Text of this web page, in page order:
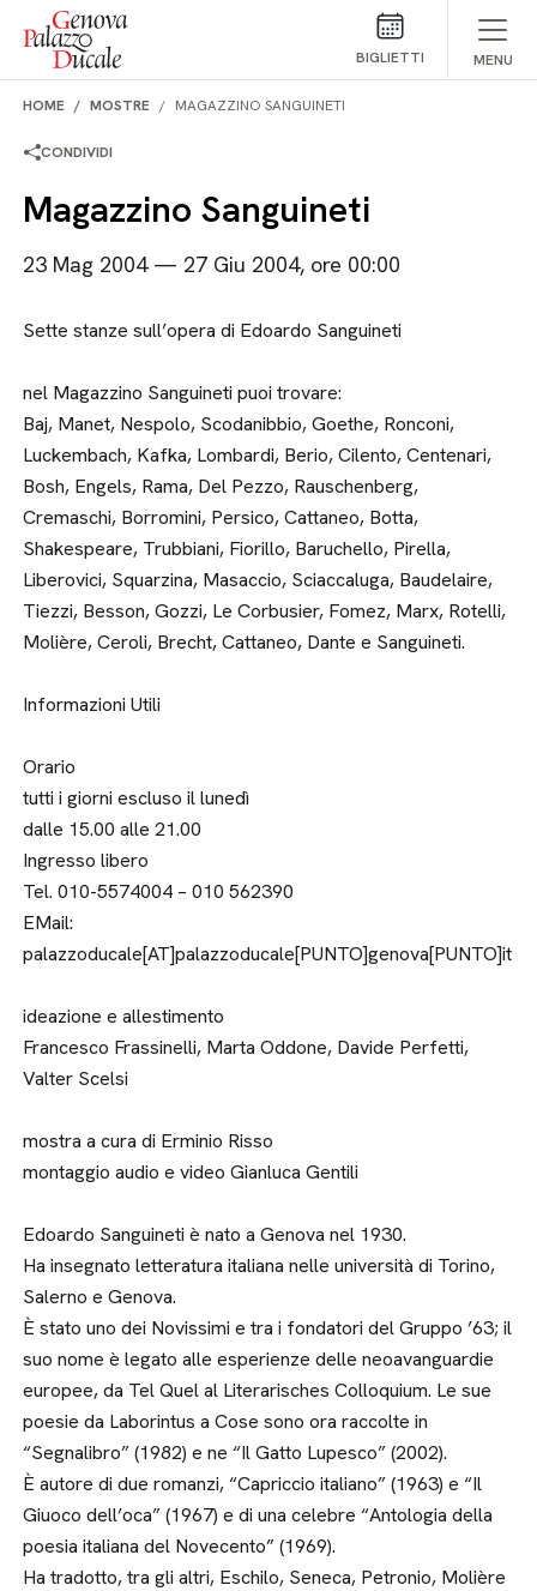
Salta al contenuto
BIGLIETTI MENU
HOME MOSTRE MAGAZZINO SANGUINETI
CONDIVIDI
Magazzino Sanguineti
23 Mag 2004 — 27 Giu 2004, ore 00:00
Sette stanze sull’opera di Edoardo Sanguineti
nel Magazzino Sanguineti puoi trovare:
Baj, Manet, Nespolo, Scodanibbio, Goethe, Ronconi,
Luckembach, Kafka, Lombardi, Berio, Cilento, Centenari,
Bosh, Engels, Rama, Del Pezzo, Rauschenberg,
Cremaschi, Borromini, Persico, Cattaneo, Botta,
Shakespeare, Trubbiani, Fiorillo, Baruchello, Pirella,
Liberovici, Squarzina, Masaccio, Sciaccaluga, Baudelaire,
Tiezzi, Besson, Gozzi, Le Corbusier, Fomez, Marx, Rotelli,
Molière, Ceroli, Brecht, Cattaneo, Dante e Sanguineti.
Informazioni Utili
Orario
tutti i giorni escluso il lunedì
dalle 15.00 alle 21.00
Ingresso libero
Tel. 010-5574004 – 010 562390
EMail:
palazzoducale[AT]palazzoducale[PUNTO]genova[PUNTO]it
ideazione e allestimento
Francesco Frassinelli, Marta Oddone, Davide Perfetti,
Valter Scelsi
mostra a cura di Erminio Risso
montaggio audio e video Gianluca Gentili
Edoardo Sanguineti è nato a Genova nel 1930.
Ha insegnato letteratura italiana nelle università di Torino,
Salerno e Genova.
È stato uno dei Novissimi e tra i fondatori del Gruppo ’63; il
suo nome è legato alle esperienze delle neoavanguardie
europee, da Tel Quel al Literarisches Colloquium. Le sue
poesie da Laborintus a Cose sono ora raccolte in
“Segnalibro” (1982) e ne “Il Gatto Lupesco” (2002).
È autore di due romanzi, “Capriccio italiano” (1963) e “Il
Giuoco dell’oca” (1967) e di una celebre “Antologia della
poesia italiana del Novecento” (1969).
Ha tradotto, tra gli altri, Eschilo, Seneca, Petronio, Molière